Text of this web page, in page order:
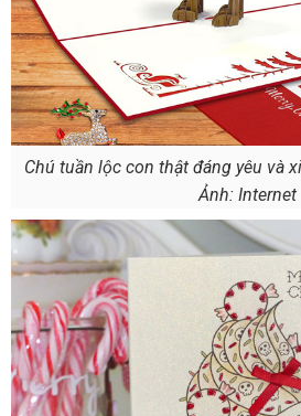
Chú tuần lộc con thật đáng yêu và
Ảnh: Internet